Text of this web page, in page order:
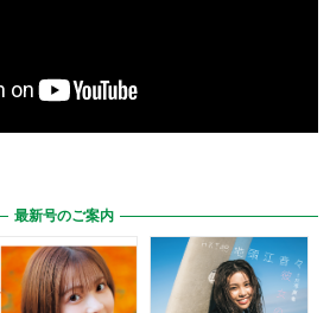
最新号のご案内